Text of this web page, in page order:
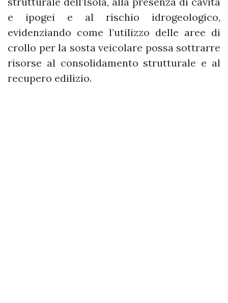
e ipogei e al rischio idrogeologico,
evidenziando come l’utilizzo delle aree di
crollo per la sosta veicolare possa sottrarre
risorse al consolidamento strutturale e al
recupero edilizio.